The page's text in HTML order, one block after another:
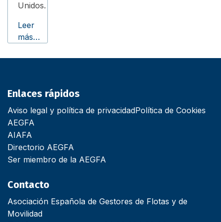
Unidos.
Leer
más…
Enlaces rápidos
Aviso legal y política de privacidadPolítica de Cookies
AEGFA
AIAFA
Directorio AEGFA
Ser miembro de la AEGFA
Contacto
Asociación Española de Gestores de Flotas y de
Movilidad